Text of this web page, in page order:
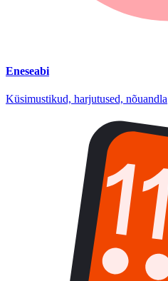
Eneseabi
Küsimustikud, harjutused, nõuandla